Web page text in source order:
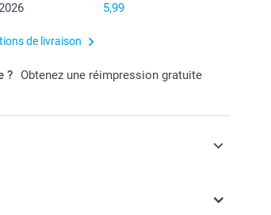
5,99
de livraison
? Obtenez une réimpression gratuite
incluse et hors frais de port.